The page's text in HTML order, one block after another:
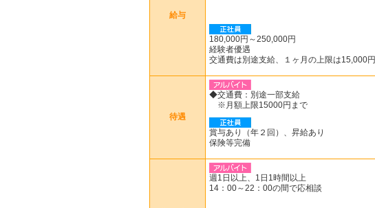
給与
180,000円～250,000円
経験者優遇
交通費は別途支給、１ヶ月の上限は15,000円
待遇
◆交通費：別途一部支給
※月額上限15000円まで
賞与あり（年２回）、昇給あり
保険等完備
週1日以上、1日1時間以上
14：00～22：00の間で応相談